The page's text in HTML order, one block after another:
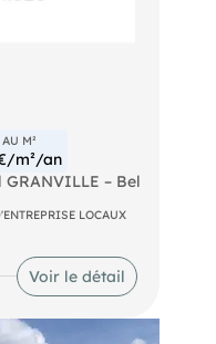
M²
m²/an
– Bel
(50400),
environnement
idéal pour
bien-être ou
une configuration
LOCAUX
Voir le détail